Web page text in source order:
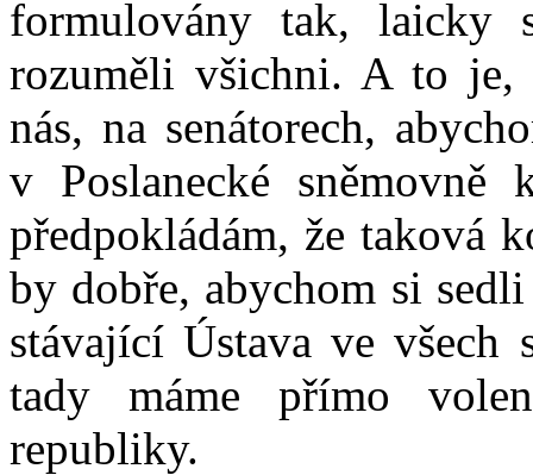
formulovány tak, laicky
rozuměli všichni. A to je,
nás, na senátorech,
v Poslanecké
předpokládám, že taková
by dobře, abychom si
stávající Ústava ve všech
tady máme přímo
republiky.